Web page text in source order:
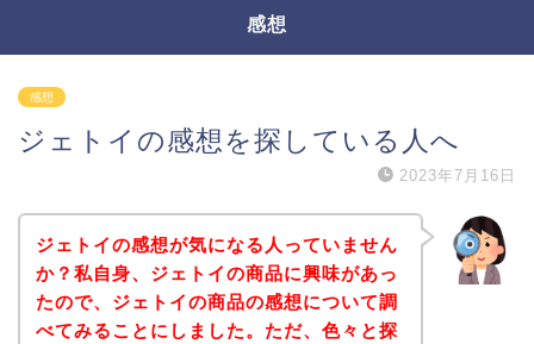
感想
感想
ジェトイの感想を探している人へ
2023年7月16日
ジェトイの感想が気になる人っていません
か？私自身、ジェトイの商品に興味があっ
たので、ジェトイの商品の感想について調
べてみることにしました。ただ、色々と探